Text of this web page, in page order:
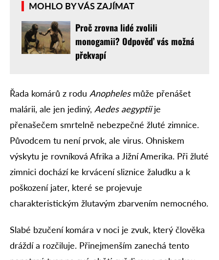
MOHLO BY VÁS ZAJÍMAT
Proč zrovna lidé zvolili
monogamii? Odpověď vás možná
překvapí
Řada komárů z rodu Anophelesmůže přenášet
malárii, ale jen jediný, Aedes aegyptiije
přenašečem smrtelně nebezpečné žluté zimnice.
Původcem tu není prvok, ale virus. Ohniskem
výskytu je rovníková Afrika a Jižní Amerika. Při žluté
zimnici dochází ke krvácení sliznice žaludku a k
poškození jater, které se projevuje
charakteristickým žlutavým zbarvením nemocného.
Slabé bzučení komára v noci je zvuk, který člověka
dráždí a rozčiluje. Přinejmenším zanechá tento